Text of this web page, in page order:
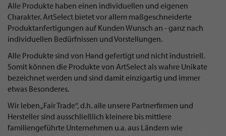
Alle Produkte haben einen individuellen und eigenen
Charakter. ArtSelect bietet vor allem maßgeschneiderte
Produktanfertigungen auf Kunden Wunsch an - ganz nach
individuellen Bedürfnissen und Vorstellungen.
Alle Produkte sind von Hand gefertigt und nicht industriell.
Somit können die Produkte von ArtSelect als wahre Unikate
bezeichnet werden und sind damit einzigartig und immer
etwas Besonderes.
Wir leben „Fair Trade“, d.h. alle unsere Partnerfirmen und
Hersteller sind ausschließlich kleinere bis mittlere
familiengeführte Unternehmen u.a. aus Ländern wie